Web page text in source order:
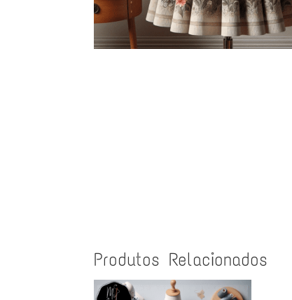
Produtos Relacionados